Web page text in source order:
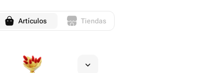
Artículos Tiendas